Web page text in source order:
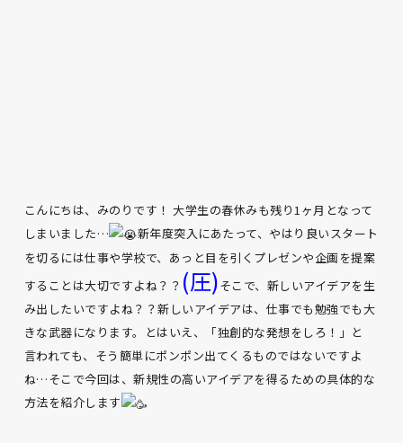
こんにちは、みのりです！ 大学生の春休みも残り1ヶ月となって
しまいました…
新年度突入にあたって、やはり良いスタート
を切るには仕事や学校で、あっと目を引くプレゼンや企画を提案
することは大切ですよね？？ (圧)そこで、新しいアイデアを生
み出したいですよね？？新しいアイデアは、仕事でも勉強でも大
きな武器になります。とはいえ、「独創的な発想をしろ！」と
言われても、そう簡単にポンポン出てくるものではないですよ
ね…そこで今回は、新規性の高いアイデアを得るための具体的な
方法を紹介します